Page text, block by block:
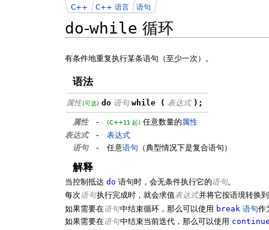
do-while 循环
C++ C++ 语言 语句
有条件地重复执行某条语句（至少一次）。
语法
属性(可选) do 语句 while ( 表达式 );
属性 - (C++11 起) 任意数量的 属性
表达式
-
表达式
语句
- 任意语句 （典型情况下是复合语句）
解释
当控制抵达 do 语句时，会无条件执行它的语句。
每次语句执行完成时，就会求值表达式并将它按语境转换
如果需要在语句中结束循环，那么可以使用 break 语句作
如果需要在语句中结束当前迭代，那么可以使用